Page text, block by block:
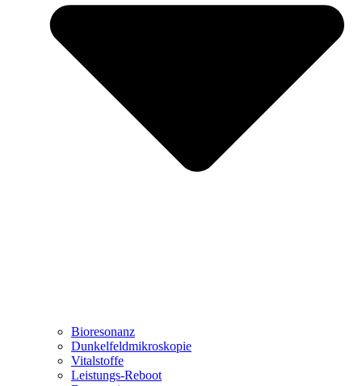
Bioresonanz
Dunkelfeldmikroskopie
Vitalstoffe
Leistungs-Reboot